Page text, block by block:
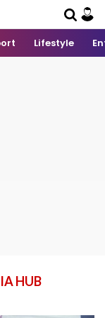
Lifestyle
HUB